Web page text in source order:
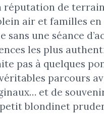
réputation de
air et familles
sans une séance
les plus
pas à quelques
parcours
et de
blondinet